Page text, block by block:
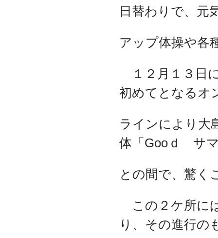
日替わりで、元
アップ体操や各
１２月１３日
初めてとなるオ
ラインにより大
体「Gooｄ サ
との間で、驚く
この２ケ所に
り、その進行の